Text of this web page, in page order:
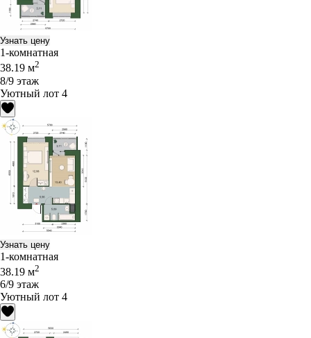
Узнать цену
1-комнатная
38.19 м2
8/9 этаж
Уютный лот 4
Узнать цену
1-комнатная
38.19 м2
6/9 этаж
Уютный лот 4